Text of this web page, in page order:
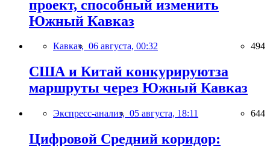
проект, способный изменить
Южный Кавказ
Кавказ, 06 августа, 00:32 494
США и Китай конкурируютза
маршруты через Южный Кавказ
Экспресс-анализ, 05 августа, 18:11 644
Цифровой Средний коридор: